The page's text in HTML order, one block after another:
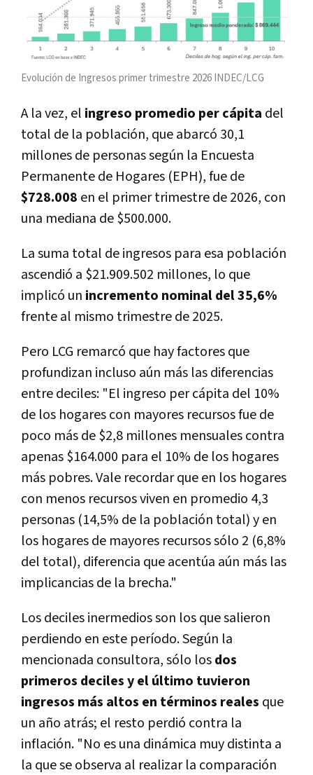
Evolución de Ingresos primer trimestre 2026 INDEC/LCG
A la vez, el ingreso promedio per cápita del
total de la población, que abarcó 30,1
millones de personas según la Encuesta
Permanente de Hogares (EPH), fue de
$728.008 en el primer trimestre de 2026, con
una mediana de $500.000.
La suma total de ingresos para esa población
ascendió a $21.909.502 millones, lo que
implicó un incremento nominal del 35,6%
frente al mismo trimestre de 2025.
Pero LCG remarcó que hay factores que
profundizan incluso aún más las diferencias
entre deciles: "El ingreso per cápita del 10%
de los hogares con mayores recursos fue de
poco más de $2,8 millones mensuales contra
apenas $164.000 para el 10% de los hogares
más pobres. Vale recordar que en los hogares
con menos recursos viven en promedio 4,3
personas (14,5% de la población total) y en
los hogares de mayores recursos sólo 2 (6,8%
del total), diferencia que acentúa aún más las
implicancias de la brecha."
Los deciles inermedios son los que salieron
perdiendo en este período.Según la
mencionada consultora, sólo losdos
primeros deciles y el último tuvieron
ingresos más altos en términos reales que
un año atrás; el resto perdió contra la
inflación. "No es una dinámica muy distinta a
la que se observa al realizar la comparación